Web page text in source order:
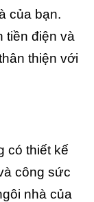
của bạn.
tiền điện và
thiện với
có thiết kế
công sức
nhà của